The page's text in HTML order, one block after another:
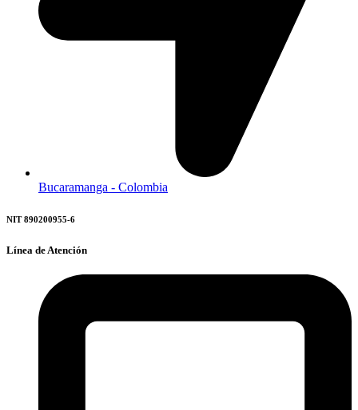
Bucaramanga - Colombia
NIT 890200955-6
Línea de Atención